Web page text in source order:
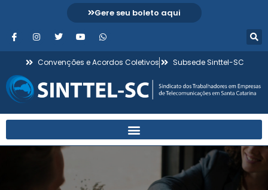
Gere seu boleto aqui
Convenções e Acordos Coletivos Subsede Sinttel-SC